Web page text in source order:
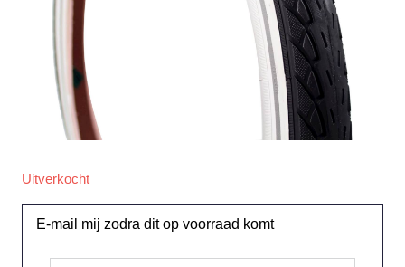
Uitverkocht
E-mail mij zodra dit op voorraad komt